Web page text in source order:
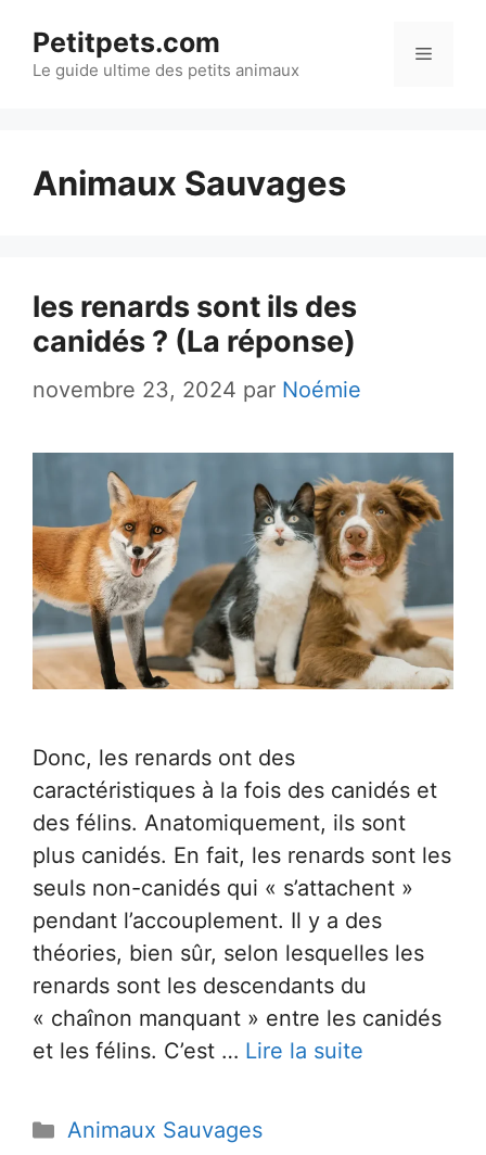
contenu
Petitpets.com
Le guide ultime des petits animaux
Menu
Animaux Sauvages
les renards sont ils des
canidés ? (La réponse)
novembre 23, 2024 par Noémie
Donc, les renards ont des
caractéristiques à la fois des canidés et
des félins. Anatomiquement, ils sont
plus canidés. En fait, les renards sont les
seuls non-canidés qui « s’attachent »
pendant l’accouplement. Il y a des
théories, bien sûr, selon lesquelles les
renards sont les descendants du
« chaînon manquant » entre les canidés
et les félins. C’est … Lire la suite
Catégories
Animaux Sauvages